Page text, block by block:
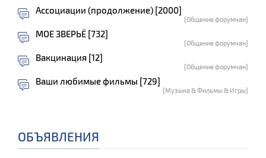
Ассоциации (продолжение) [2000]
[Общение форумчан]
МОЕ ЗВЕРЬЁ [732]
[Общение форумчан]
Вакцинация [12]
[Общение форумчан]
Ваши любимые фильмы [729]
[Музыка & Фильмы & Игры]
ОБЪЯВЛЕНИЯ